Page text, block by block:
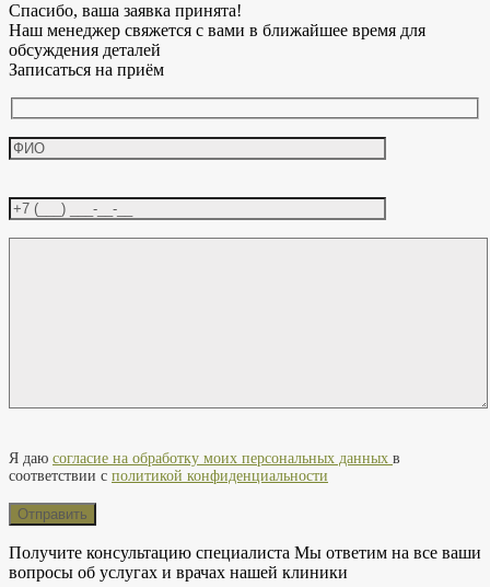
Спасибо, ваша заявка принята!
Наш менеджер свяжется с вами в ближайшее время для
обсуждения деталей
Записаться на приём
Я даю согласие на обработку моих персональных данных в
соответствии с политикой конфиденциальности
Получите консультацию специалиста Мы ответим на все ваши
вопросы об услугах и врачах нашей клиники